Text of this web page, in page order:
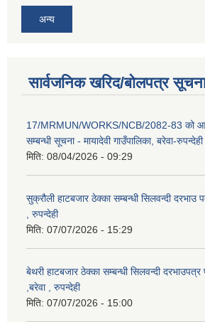
अन्य
सार्वजनिक खरिद/बोलपत्र
17/MRMUN/WORKS/NCB/2082-83 को
सम्बन्धी सूचना - मायादेवी गाउँपालिका, बरेवा-
मिति: 08/04/2026 - 09:29
सुक्रौली हाटबजार ठेक्का सम्बन्धी सिलवन्दी दरभाउ
, रुपन्देही
मिति: 07/07/2026 - 15:29
बेथरी हाटबजार ठेक्का सम्बन्धी सिलवन्दी दरभाउपत्र
,बरेवा , रुपन्देही
मिति: 07/07/2026 - 15:00